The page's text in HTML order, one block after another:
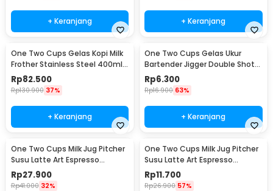
+ Keranjang + Keranjang
One Two Cups Gelas Kopi Milk
Frother Stainless Steel 400ml -
WZ0011
Rp82.500
Rp130.900 37%
+ Keranjang
One Two Cups Gelas Ukur
Bartender Jigger Double Shot
15ml and 30ml - LE2
Rp6.300
Rp16.900 63%
+ Keranjang
One Two Cups Milk Jug Pitcher
Susu Latte Art Espresso
Stainless Steel 200ml - J068
Rp27.900
Rp41.000 32%
One Two Cups Milk Jug Pitcher
Susu Latte Art Espresso
Stainless Steel 1oz - S06HG
Rp11.700
Rp26.900 57%